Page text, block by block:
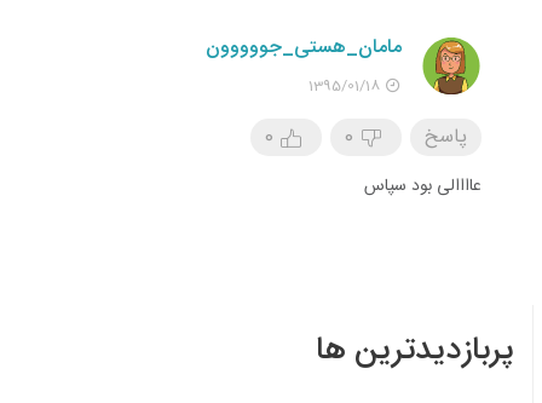
مامان_هستی_جووووون
1395/01/18
0 0 پاسخ
عاااالی بود سپاس
پربازدیدترین ها